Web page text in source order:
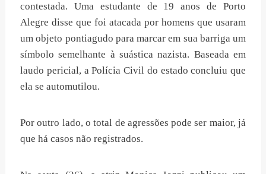
contestada. Uma estudante de 19 anos de Porto
Alegre disse que foi atacada por homens que usaram
um objeto pontiagudo para marcar em sua barriga um
símbolo semelhante à suástica nazista. Baseada em
laudo pericial, a Polícia Civil do estado concluiu que
ela se automutilou.
Por outro lado, o total de agressões pode ser maior, já
que há casos não registrados.